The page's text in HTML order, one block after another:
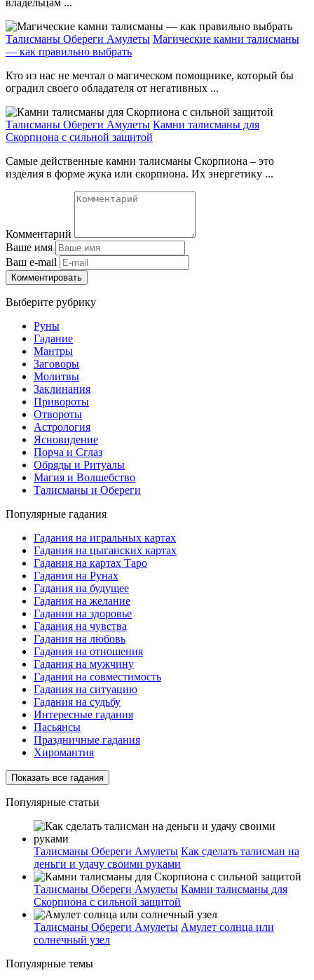
владельцам ...
Талисманы Обереги Амулеты Магические камни талисманы
— как правильно выбрать
Кто из нас не мечтал о магическом помощнике, который бы
оградил своего обладателя от негативных ...
Талисманы Обереги Амулеты Камни талисманы для
Скорпиона с сильной защитой
Самые действенные камни талисманы Скорпиона – это
изделия в форме жука или скорпиона. Их энергетику ...
Комментарий
Ваше имя
Ваш e-mail
Комментировать
Выберите рубрику
Руны
Гадание
Мантры
Заговоры
Молитвы
Заклинания
Привороты
Отвороты
Астрология
Ясновидение
Порча и Сглаз
Обряды и Ритуалы
Магия и Волшебство
Талисманы и Обереги
Популярные гадания
Гадания на игральных картах
Гадания на цыганских картах
Гадания на картах Таро
Гадания на Рунах
Гадания на будущее
Гадания на желание
Гадания на здоровье
Гадания на чувства
Гадания на любовь
Гадания на отношения
Гадания на мужчину
Гадания на совместимость
Гадания на ситуацию
Гадания на судьбу
Интересные гадания
Пасьянсы
Праздничные гадания
Хиромантия
Показать все гадания
Популярные статьи
Талисманы Обереги Амулеты Как сделать талисман на
деньги и удачу своими руками
Талисманы Обереги Амулеты Камни талисманы для
Скорпиона с сильной защитой
Талисманы Обереги Амулеты Амулет солнца или
солнечный узел
Популярные темы